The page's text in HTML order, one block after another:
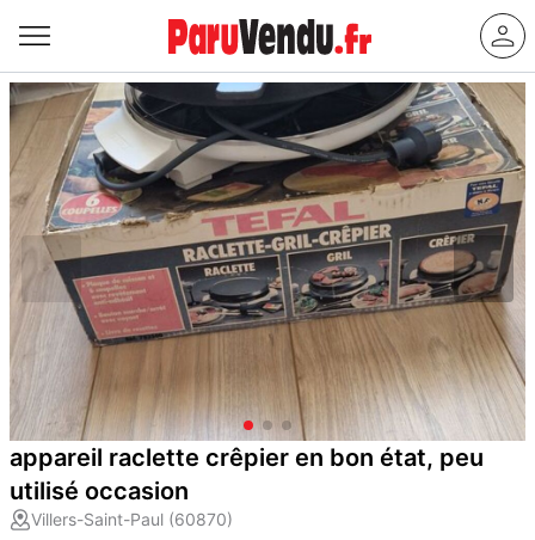
appareil raclette crêpier en bon état, peu
utilisé occasion
Villers-Saint-Paul (60870)